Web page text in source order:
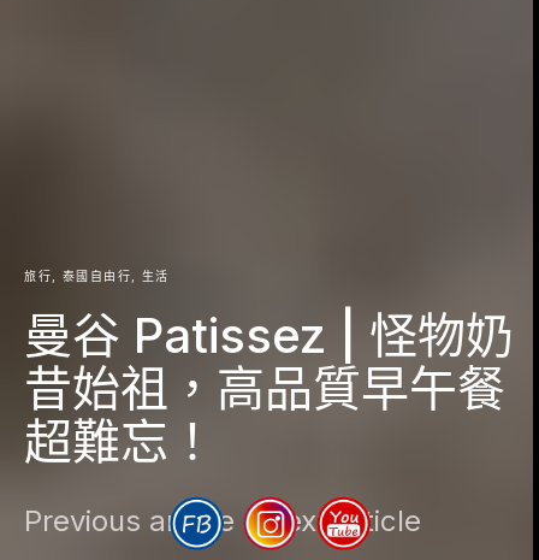
旅行 泰國自由行 生活
曼谷 Patissez | 怪物奶
昔始祖，高品質早午餐
超難忘！
Previous article Next article